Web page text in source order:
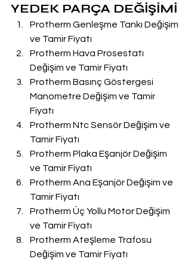
YEDEK PARÇA DEĞİŞİMİ
Protherm Genleşme Tankı Değişim
ve Tamir Fiyatı
Protherm Hava Prosestatı
Değişim ve Tamir Fiyatı
Protherm Basınç Göstergesi
Manometre Değişim ve Tamir
Fiyatı
Protherm Ntc Sensör Değişim ve
Tamir Fiyatı
Protherm Plaka Eşanjör Değişim
ve Tamir Fiyatı
Protherm Ana Eşanjör Değişim ve
Tamir Fiyatı
Protherm Üç Yollu Motor Değişim
ve Tamir Fiyatı
Protherm Ateşleme Trafosu
Değişim ve Tamir Fiyatı